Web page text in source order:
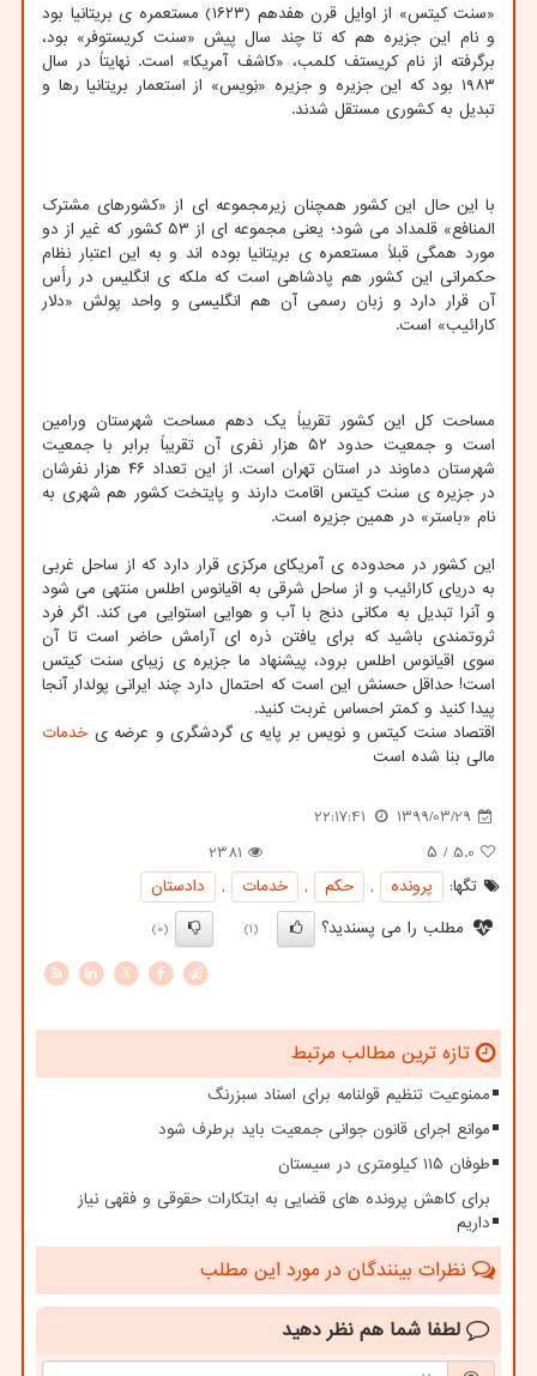
«سنت کیتس» از اوایل قرن هفدهم (۱۶۲۳) مستعمره ی بریتانیا بود
و نام این جزیره هم که تا چند سال پیش «سنت کریستوفر» بود،
برگرفته از نام کریستف کلمب، «کاشف آمریکا» است. نهایتاً در سال
۱۹۸۳ بود که این جزیره و جزیره «نِویس» از استعمار بریتانیا رها و
تبدیل به کشوری مستقل شدند.
با این حال این کشور همچنان زیرمجموعه ای از «کشورهای مشترک
المنافع» قلمداد می شود؛ یعنی مجموعه ای از ۵۳ کشور که غیر از دو
مورد همگی قبلاً مستعمره ی بریتانیا بوده اند و به این اعتبار نظام
حکمرانی این کشور هم پادشاهی است که ملکه ی انگلیس در رأس
آن قرار دارد و زبان رسمی آن هم انگلیسی و واحد پولش «دلار
کارائیب» است.
مساحت کل این کشور تقریباً یک دهم مساحت شهرستان ورامین
است و جمعیت حدود ۵۲ هزار نفری آن تقریباً برابر با جمعیت
شهرستان دماوند در استان تهران است. از این تعداد ۴۶ هزار نفرشان
در جزیره ی سنت کیتس اقامت دارند و پایتخت کشور هم شهری به
نام «باستر» در همین جزیره است.
این کشور در محدوده ی آمریکای مرکزی قرار دارد که از ساحل غربی
به دریای کارائیب و از ساحل شرقی به اقیانوس اطلس منتهی می شود
و آنرا تبدیل به مکانی دنج با آب و هوایی استوایی می کند. اگر فرد
ثروتمندی باشید که برای یافتن ذره ای آرامش حاضر است تا آن
سوی اقیانوس اطلس برود، پیشنهاد ما جزیره ی زیبای سنت کیتس
است! حداقل حسنش این است که احتمال دارد چند ایرانی پولدار آنجا
پیدا کنید و کمتر احساس غربت کنید.
اقتصاد سنت کیتس و نویس بر پایه ی گردشگری و عرضه ی خدمات
مالی بنا شده است
1399/03/29
22:17:41
5.0 / ۵
2381
تگها:
پرونده , حكم , خدمات ,
دادستان
مطلب را می پسندید؟
(1)
(0)
X
تازه ترین مطالب مرتبط
ممنوعیت تنظیم قولنامه برای اسناد سبزرنگ
موانع اجرای قانون جوانی جمعیت باید برطرف شود
طوفان ۱۱۵ کیلومتری در سیستان
برای کاهش پرونده های قضایی به ابتکارات حقوقی و فقهی نیاز
داریم
نظرات بینندگان در مورد این مطلب
لطفا شما هم نظر دهید